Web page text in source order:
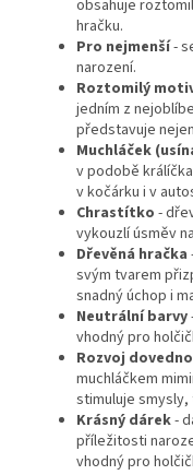
obsahuje
hračku.
Pro nejmenší-
narození.
Roztomilý
jedním z
představuje
Muchláček
v podobě
v kočárku i v
Chrastítko -
vykouzlí úsměv
Dřevěná hračka
svým tvarem
snadný úchop i
Neutrální barvy
vhodný pro
Rozvoj
muchláčkem
stimuluje
Krásný dárek-
příležitosti
vhodný pro